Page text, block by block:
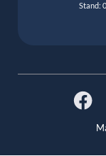
Stand: